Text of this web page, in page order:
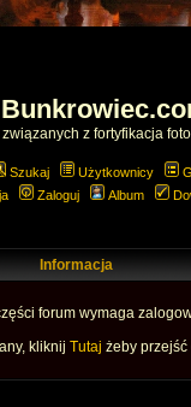
z fortyfikacja
Szukaj Użytkownicy
Zaloguj Album
Informacja
forum wymaga
kliknij Tutaj żeby